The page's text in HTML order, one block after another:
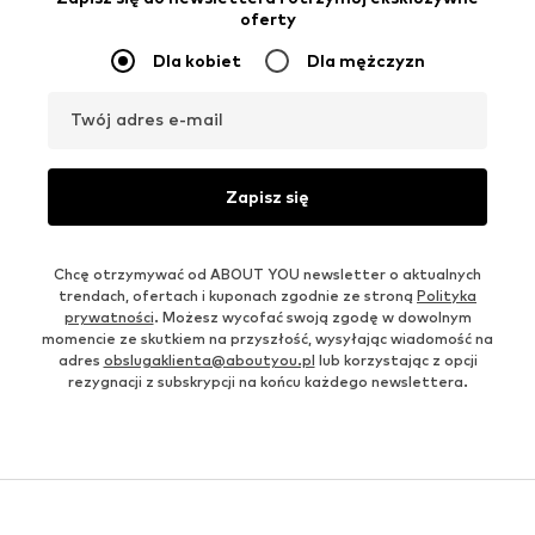
oferty
Dla kobiet Dla mężczyzn
Twój adres e-mail
Zapisz się
Chcę otrzymywać od ABOUT YOU newsletter o aktualnych
trendach, ofertach i kuponach zgodnie ze stroną Polityka
prywatności. Możesz wycofać swoją zgodę w dowolnym
momencie ze skutkiem na przyszłość, wysyłając wiadomość na
adres obslugaklienta@aboutyou.pl lub korzystając z opcji
rezygnacji z subskrypcji na końcu każdego newslettera.